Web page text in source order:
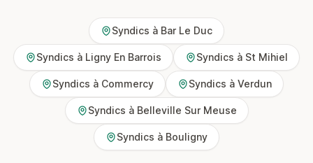
Syndics à Bar Le Duc
Syndics à Ligny En Barrois Syndics à St Mihiel
Syndics à Commercy Syndics à Verdun
Syndics à Belleville Sur Meuse
Syndics à Bouligny